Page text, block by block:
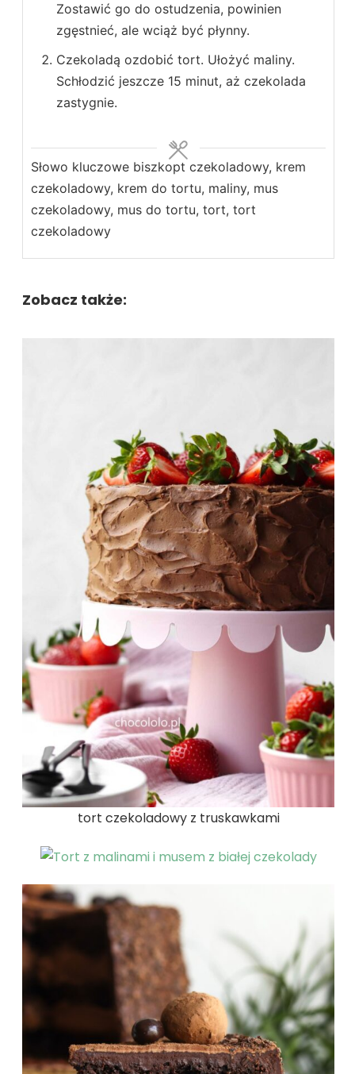
Zostawić go do ostudzenia, powinien
zgęstnieć, ale wciąż być płynny.
Czekoladą ozdobić tort. Ułożyć maliny.
Schłodzić jeszcze 15 minut, aż czekolada
zastygnie.
Słowo kluczowe biszkopt czekoladowy, krem
czekoladowy, krem do tortu, maliny, mus
czekoladowy, mus do tortu, tort, tort
czekoladowy
Zobacz także:
tort czekoladowy z truskawkami